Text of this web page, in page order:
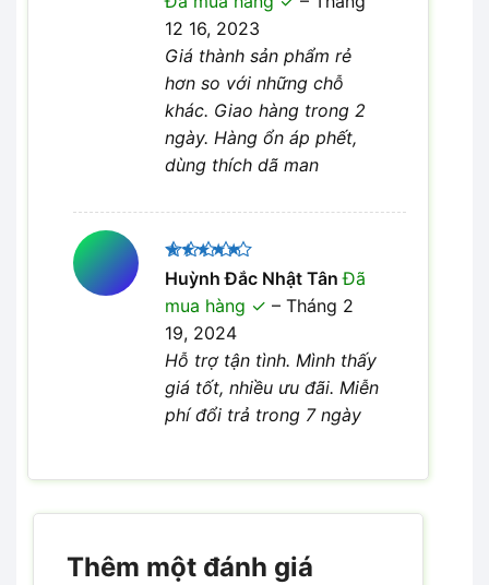
sao
12 16, 2023
Giá thành sản phẩm rẻ
hơn so với những chỗ
khác. Giao hàng trong 2
ngày. Hàng ổn áp phết,
dùng thích dã man
Được xếp
hạng
5
sao
Huỳnh Đắc Nhật TânĐã
mua hàng
– Tháng 2
19, 2024
Hỗ trợ tận tình. Mình thấy
giá tốt, nhiều ưu đãi. Miễn
phí đổi trả trong 7 ngày
Thêm một đánh giá